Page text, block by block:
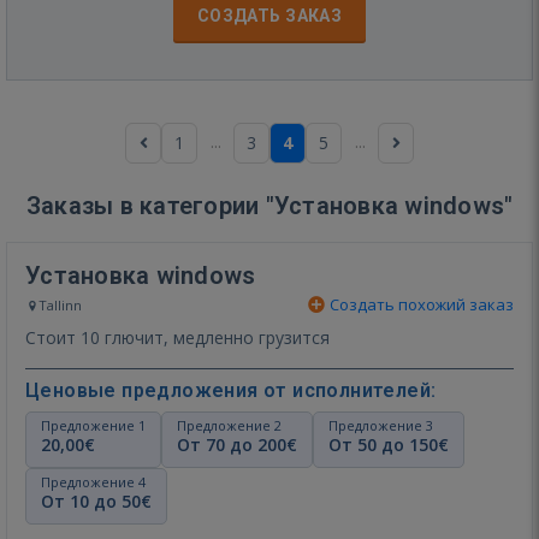
СОЗДАТЬ ЗАКАЗ
1 ... 3 4 5 ...
Заказы в категории "Установка windows"
Установка windows
Tallinn Создать похожий заказ
Стоит 10 глючит, медленно грузится
Ценовые предложения от исполнителей:
Предложение 1
20,00€
Предложение 2
От 70 до 200€
Предложение 3
От 50 до 150€
Предложение 4
От 10 до 50€